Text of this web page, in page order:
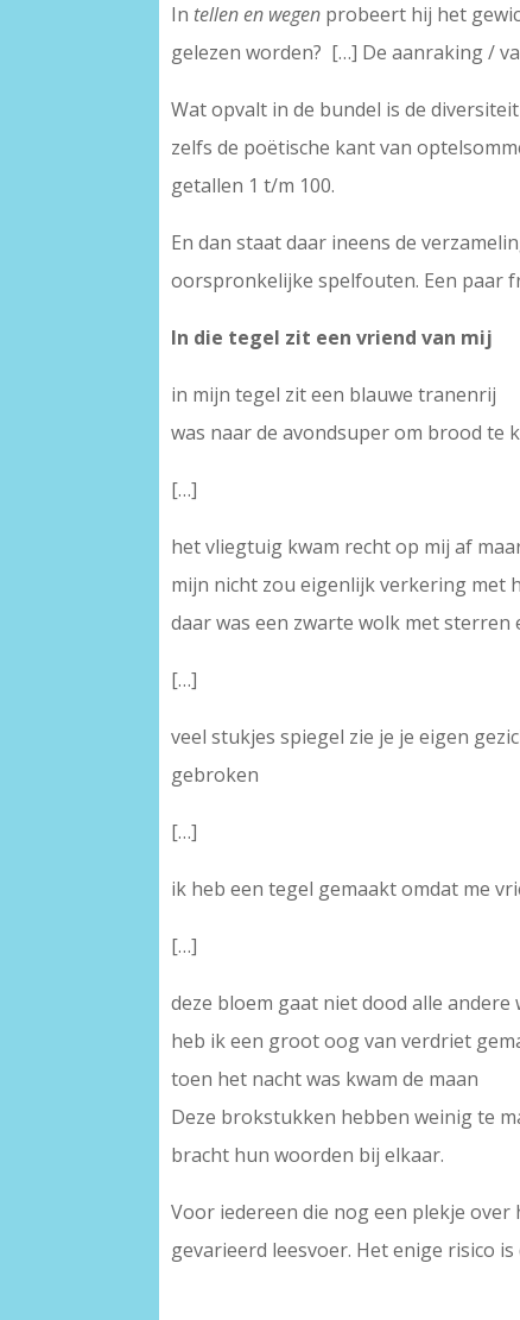
In tellen en wegen probeert hij het
gelezen worden? […] De aanraking /
Wat opvalt in de bundel is de
zelfs de poëtische kant van
getallen 1 t/m 100.
En dan staat daar ineens de
oorspronkelijke spelfouten. Een paar
In die tegel zit een vriend van mij
in mijn tegel zit een blauwe tranenrij
was naar de avondsuper om brood te
[…]
het vliegtuig kwam recht op mij af
mijn nicht zou eigenlijk verkering met
daar was een zwarte wolk met sterren
[…]
veel stukjes spiegel zie je je eigen
gebroken
[…]
ik heb een tegel gemaakt omdat me
[…]
deze bloem gaat niet dood alle andere
heb ik een groot oog van verdriet
toen het nacht was kwam de maan
Deze brokstukken hebben weinig te
bracht hun woorden bij elkaar.
Voor iedereen die nog een plekje
gevarieerd leesvoer. Het enige risico